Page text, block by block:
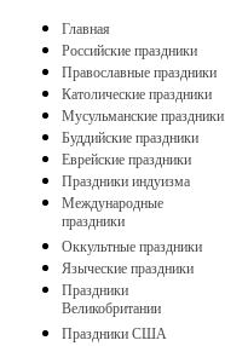
Главная
Российские праздники
Православные праздники
Католические праздники
Мусульманские праздники
Буддийские праздники
Еврейские праздники
Праздники индуизма
Международные
праздники
Оккультные праздники
Языческие праздники
Праздники
Великобритании
Праздники США